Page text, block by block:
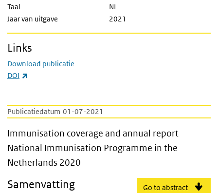
Publicatiedatum 01-07-2021
Immunisation coverage and annual
Immunisation coverage and annual report
National Immunisation Programme in the
Netherlands 2020
Go to abstract
Samenvatting
Taal
NL
Jaar van uitgave
2021
Links
Download publicatie
DOI